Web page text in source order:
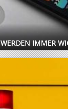
IMMER